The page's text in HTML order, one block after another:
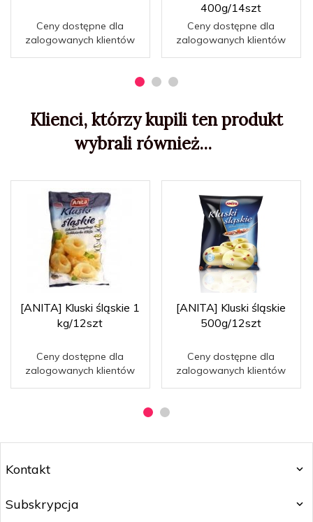
Ceny dostępne dla
zalogowanych klientów
400g/14szt
Ceny dostępne dla
zalogowanych klientów
Klienci, którzy kupili ten produkt
wybrali również...
[ANITA] Kluski śląskie 1
kg/12szt
Ceny dostępne dla
zalogowanych klientów
[ANITA] Kluski śląskie
500g/12szt
Ceny dostępne dla
zalogowanych klientów
Kontakt
Subskrypcja